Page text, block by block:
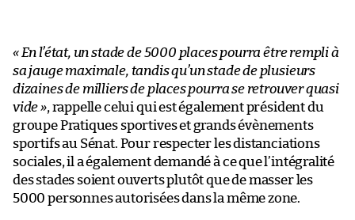
« En l’état, un stade de 5000 places pourra être rempli à
sa jauge maximale, tandis qu’un stade de plusieurs
dizaines de milliers de places pourra se retrouver quasi
vide », rappelle celui qui est également président du
groupe Pratiques sportives et grands évènements
sportifs au Sénat. Pour respecter les distanciations
sociales, il a également demandé à ce que l’intégralité
des stades soient ouverts plutôt que de masser les
5000 personnes autorisées dans la même zone.